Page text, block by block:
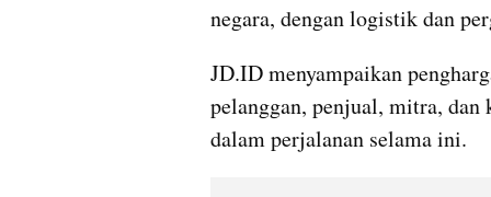
negara, dengan logistik dan
JD.ID menyampaikan
pelanggan, penjual, mitra, dan
dalam perjalanan selama ini.